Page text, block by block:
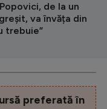
de la un
va învăța din
trebuie”
preferată în